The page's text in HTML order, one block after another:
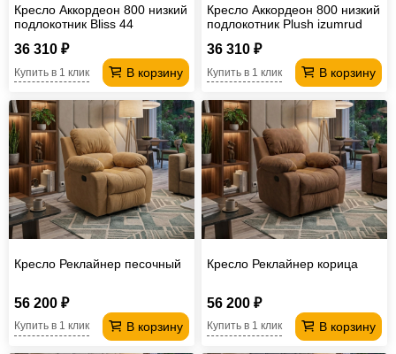
ванной
трансформер
Матрасы
из
ротанга
Садовая
мебель
Косметологическое
оборудование
Кресло Аккордеон 800 низкий
подлокотник Вliss 44
36 310 ₽
В корзину
Купить в 1 клик
Кресло Аккордеон 800 низкий
подлокотник Plush izumrud
36 310 ₽
В корзину
Купить в 1 клик
Кресло Реклайнер песочный
56 200 ₽
В корзину
Купить в 1 клик
Кресло Реклайнер корица
56 200 ₽
В корзину
Купить в 1 клик